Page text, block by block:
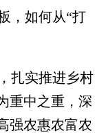
如何从“打
扎实推进乡村
重中之重，深
强农惠农富农